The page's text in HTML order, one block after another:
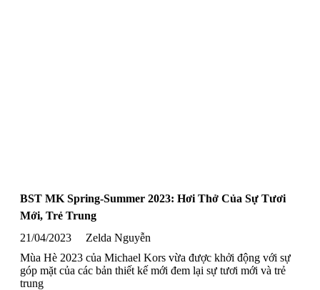
BST MK Spring-Summer 2023: Hơi Thở Của Sự Tươi
Mới, Trẻ Trung
21/04/2023
Zelda Nguyễn
Mùa Hè 2023 của Michael Kors vừa được khởi động với sự
góp mặt của các bản thiết kế mới đem lại sự tươi mới và trẻ
trung